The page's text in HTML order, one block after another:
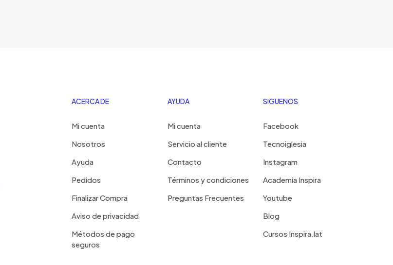
ACERCA DE
Mi cuenta
Nosotros
Ayuda
Pedidos
Finalizar Compra
Aviso de privacidad
Métodos de pago
seguros
AYUDA
Mi cuenta
Servicio al cliente
Contacto
Términos y condiciones
Preguntas Frecuentes
SIGUENOS
Facebook
Tecnoiglesia
Instagram
Academia Inspira
Youtube
Blog
Cursos Inspira.lat